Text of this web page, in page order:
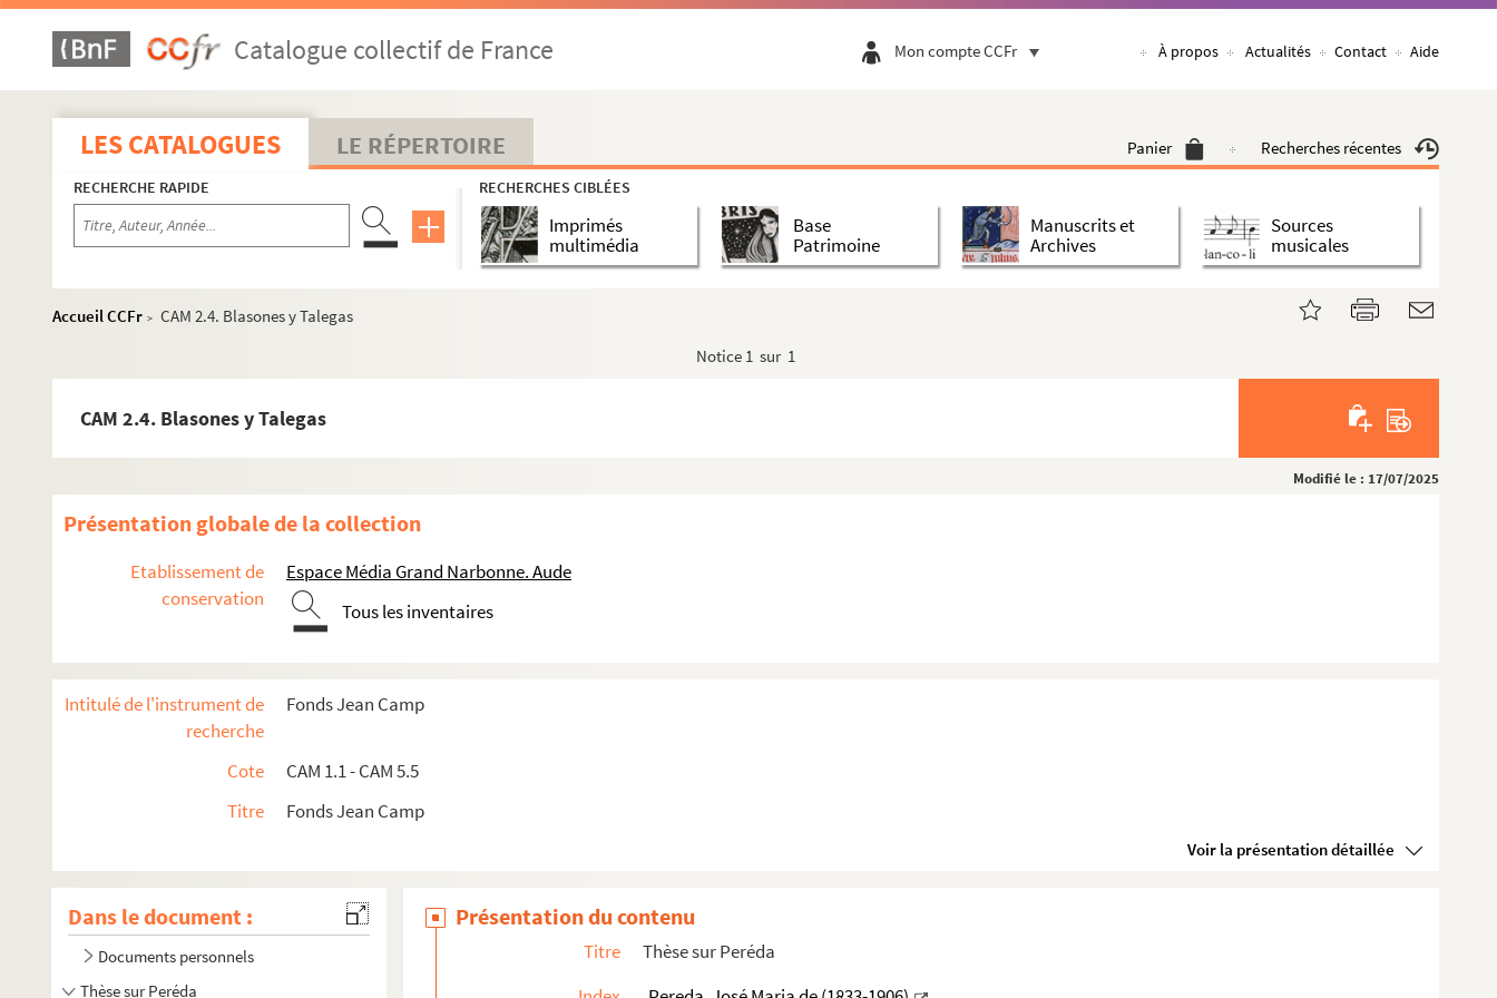
Catalogue collectif de France Mon compte CCFr À propos Actualités Contact Aide
LES CATALOGUES LE RÉPERTOIRE Panier Recherches récentes
RECHERCHE RAPIDE RECHERCHES CIBLÉES
Imprimés
multimédia
Base
Patrimoine
Manuscrits et
Archives
Sources
musicales
Accueil CCFr > CAM 2.4. Blasones y Talegas
Notice 1 sur 1
CAM 2.4. Blasones y Talegas
Modifié le : 17/07/2025
Présentation globale de la collection
Etablissement de
conservation
Espace Média Grand Narbonne. Aude
Tous les inventaires
Intitulé de l'instrument de
recherche
Fonds Jean Camp
Cote
CAM 1.1 - CAM 5.5
Titre
Fonds Jean Camp
Voir la présentation détaillée
Dans le document :
Documents personnels
Thèse sur Peréda
Présentation du contenu
Titre
Thèse sur Peréda